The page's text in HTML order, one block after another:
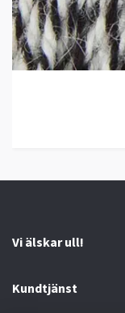
Vi älskar ull!
Kundtjänst